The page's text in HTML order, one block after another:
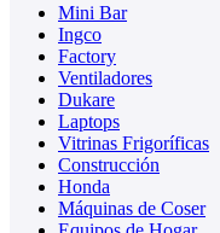
Mini Bar
Ingco
Factory
Ventiladores
Dukare
Laptops
Vitrinas Frigoríficas
Construcción
Honda
Máquinas de Coser